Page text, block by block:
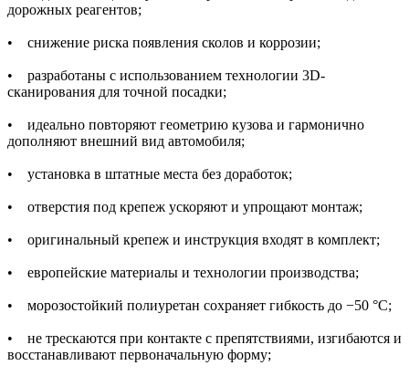
дорожных реагентов;
• снижение риска появления сколов и коррозии;
• разработаны с использованием технологии 3D-
сканирования для точной посадки;
• идеально повторяют геометрию кузова и гармонично
дополняют внешний вид автомобиля;
• установка в штатные места без доработок;
• отверстия под крепеж ускоряют и упрощают монтаж;
• оригинальный крепеж и инструкция входят в комплект;
• европейские материалы и технологии производства;
• морозостойкий полиуретан сохраняет гибкость до −50 °C;
• не трескаются при контакте с препятствиями, изгибаются и
восстанавливают первоначальную форму;